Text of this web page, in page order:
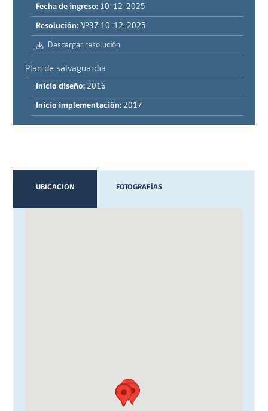
Fecha de ingreso: 10-12-2025
Resolución: N°37 10-12-2025
Descargar resolución
Plan de salvaguardia
Inicio diseño: 2016
Inicio implementación: 2017
UBICACION FOTOGRAFÍAS